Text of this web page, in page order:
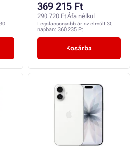
369 215 Ft
290 720 Ft Áfa nélkül
Legalacsonyabb ár az elmúlt 30
napban: 360 235 Ft
Kosárba